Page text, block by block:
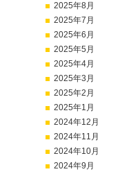
2025年8月
2025年7月
2025年6月
2025年5月
2025年4月
2025年3月
2025年2月
2025年1月
2024年12月
2024年11月
2024年10月
2024年9月